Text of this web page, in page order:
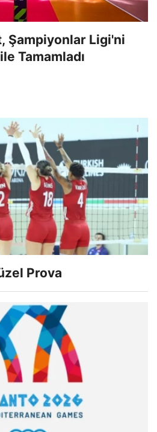
Şampiyonlar Ligi'ni
Tamamladı
Prova